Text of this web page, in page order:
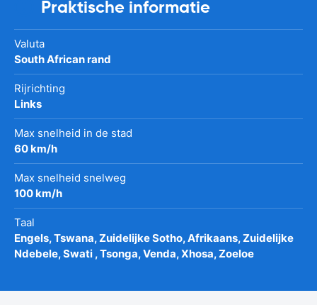
Praktische informatie
Valuta
South African rand
Rijrichting
Links
Max snelheid in de stad
60 km/h
Max snelheid snelweg
100 km/h
Taal
Engels, Tswana, Zuidelijke Sotho, Afrikaans, Zuidelijke
Ndebele, Swati , Tsonga, Venda, Xhosa, Zoeloe